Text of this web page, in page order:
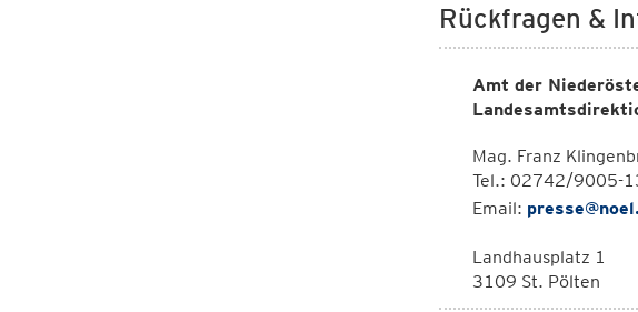
Rückfragen &
Amt der
Mag. Franz
Tel.: 02742/9005-
Email:
Landhausplatz 1
3109 St. Pölten